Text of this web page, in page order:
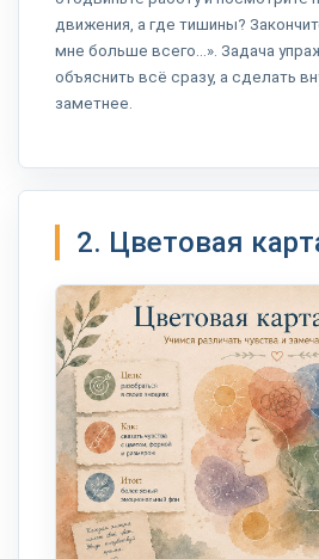
движения, а где тишины?
мне больше всего…». Задача
объяснить всё сразу, а сделать
заметнее.
2. Цветовая